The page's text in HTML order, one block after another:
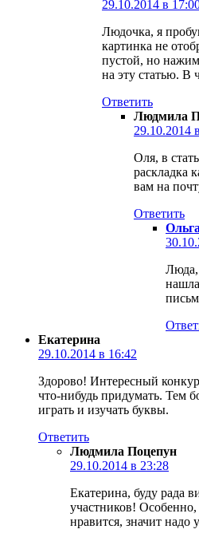
29.10.2014 в
Людочка, я
картинка не
пустой, но
на эту статью. В
Ответить
Людмила
29.10.2014
Оля, в
раскладка
вам на
Ответить
Люда,
Екатерина
29.10.2014 в 16:42
Здорово! Интересный
что-нибудь придумать. Тем
играть и изучать буквы.
Ответить
Людмила Поцепун
29.10.2014 в 23:28
Екатерина, буду рада
участников!
нравится, значит надо